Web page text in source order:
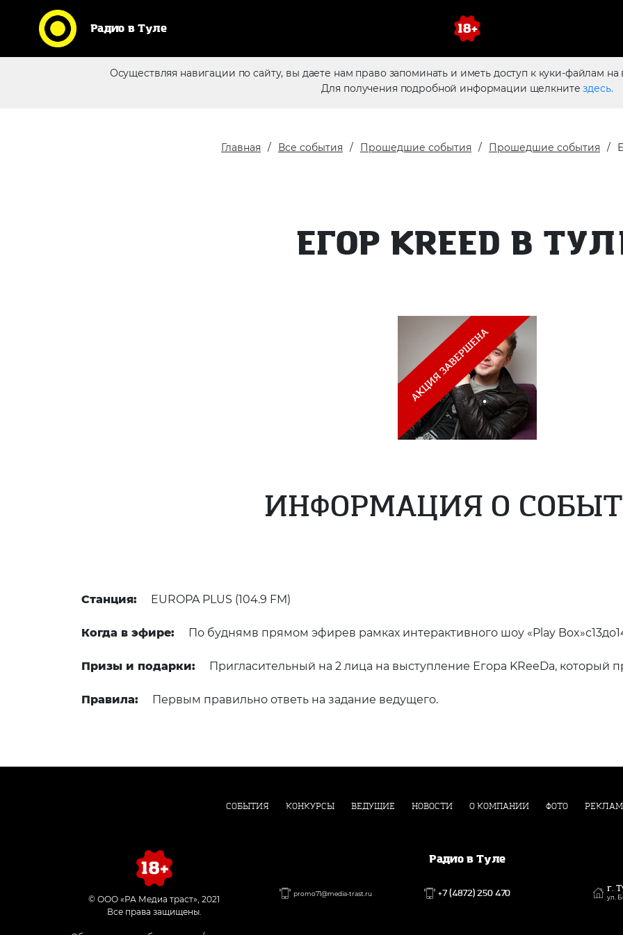
Радио в Туле
Осуществляя навигации по сайту, вы даете нам право запоминать и иметь доступ к куки-файлам
Для получения подробной информации щелкнитездесь.
Кликни по логотипу любимой
станции и слушай радио
Главная Все события Прошедшие события Прошедшие события
ЕГОР KREED В
ИНФОРМАЦИЯ О
Станция: EUROPA PLUS (104.9 FM)
Когда в эфире: По буднямв прямом эфирев рамках интерактивного шоу «Play
Призы и подарки: Пригласительный на 2 лица на выступление Егора KReeDа, который
Правила: Первым правильно ответь на задание ведущего.
СОБЫТИЯ КОНКУРСЫ ВЕДУЩИЕ НОВОСТИ О КОМПАНИИ ФОТО
Радио в Туле
© ООО «РА Медиа траст», 2021
Все права защищены.
promo71@media-trast.ru +7 (4872) 250 470 г.
ул.